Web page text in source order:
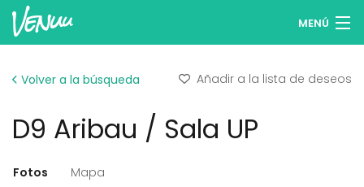
MENÚ
Iniciar sesión
Volver a la búsqueda Añadir a la lista de deseos
D9 Aribau / Sala UP
Fotos Mapa